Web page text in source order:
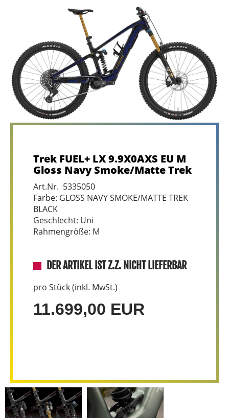
Trek FUEL+ LX 9.9X0AXS EU M
Gloss Navy Smoke/Matte Trek
Art.Nr. 5335050
Farbe: GLOSS NAVY SMOKE/MATTE TREK
BLACK
Geschlecht: Uni
Rahmengröße: M
DER ARTIKEL IST Z.Z. NICHT LIEFERBAR
pro Stück (inkl. MwSt.)
11.699,00 EUR